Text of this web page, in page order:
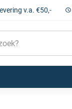
v.a. €50,-